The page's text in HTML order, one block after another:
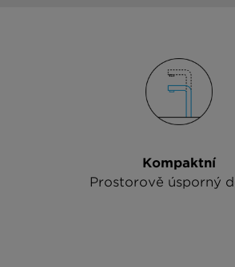
Kompaktní
Prostorově úsporný